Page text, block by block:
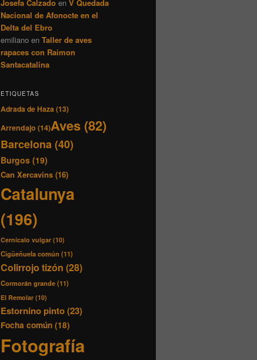
Josefa Calzado en V Quedada
Nacional de Afonocte en el
Delta del Ebro
emiliano en Taller de aves
rapaces con Raimon
Santacatalina
ETIQUETAS
Adrada de Haza (13)
Arrendajo (14)Aves (82)
Barcelona(40)
Burgos (19)
Can Xercavins (16)
Catalunya
(196)
Cernícalo vulgar (10)
Cigüeñuela común (11)
Colirrojo tizón (28)
Cormorán grande(11)
El Remolar (10)
Estornino pinto(23)
Focha común (18)
Fotografía